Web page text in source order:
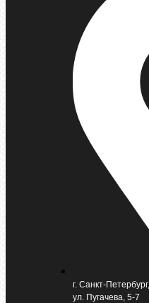
г. Санкт-Петербург,
ул. Пугачева, 5-7